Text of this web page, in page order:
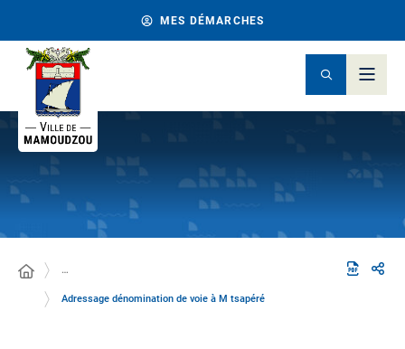
MES DÉMARCHES
…
Adressage dénomination de voie à M tsapéré